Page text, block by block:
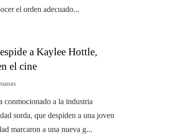
el orden adecuado...
a Kaylee Hottle,
el cine
conmocionado a la industria
sorda, que despiden a una joven
marcaron a una nueva g...